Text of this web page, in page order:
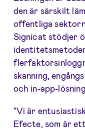
den är särskilt
offentliga
Signicat stödjer
skanning,
och in-app-
"Vi är
Efecte, som är